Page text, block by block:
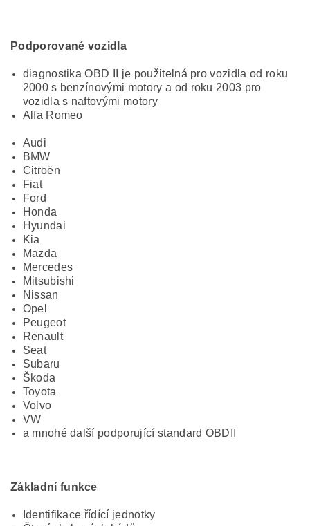
Podporované vozidla
diagnostika OBD II je použitelná pro vozidla od roku
2000 s benzínovými motory a od roku 2003 pro
vozidla s naftovými motory
Alfa Romeo
Audi
BMW
Citroën
Fiat
Ford
Honda
Hyundai
Kia
Mazda
Mercedes
Mitsubishi
Nissan
Opel
Peugeot
Renault
Seat
Subaru
Škoda
Toyota
Volvo
VW
a mnohé další podporující standard OBDII
Základní funkce
Identifikace řídící jednotky